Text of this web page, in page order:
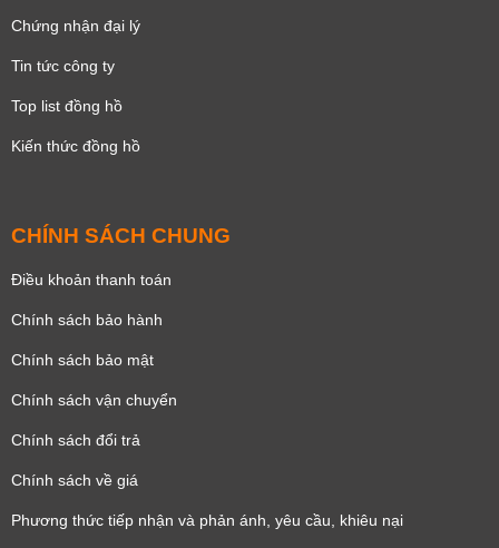
Chứng nhận đại lý
Tin tức công ty
Top list đồng hồ
Kiến thức đồng hồ
CHÍNH SÁCH CHUNG
Điều khoản thanh toán
Chính sách bảo hành
Chính sách bảo mật
Chính sách vận chuyển
Chính sách đổi trả
Chính sách về giá
Phương thức tiếp nhận và phản ánh, yêu cầu, khiêu nại